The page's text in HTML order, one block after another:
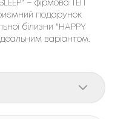
– фірмовa ТЕП
подарунок
білизни "HAPPY
варіантом.